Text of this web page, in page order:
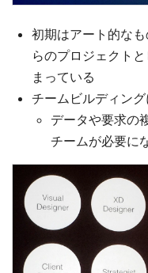
初期はアート的な
らのプロジェクト
まっている
チームビルディン
データや要求の
チームが必要に